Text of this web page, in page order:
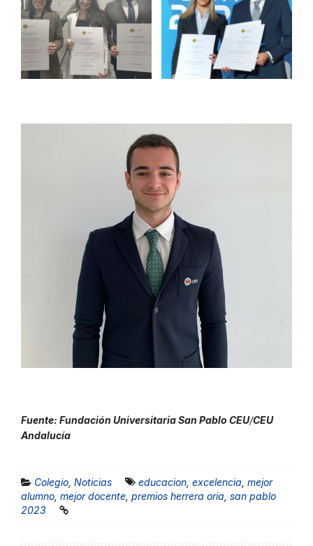
Fuente: Fundación Universitaria San Pablo CEU/CEU
Andalucía
Colegio Noticias educacion excelencia mejor
alumno mejor docente premios herrera oria san pablo
2023